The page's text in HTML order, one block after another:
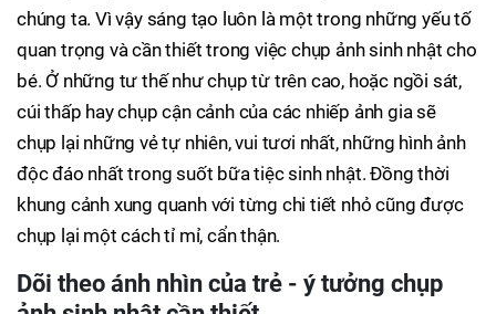
chúng ta. Vì vậy sáng tạo luôn là một trong những yếu tố
quan trọng và cần thiết trong việc chụp ảnh sinh nhật cho
bé. Ở những tư thế như chụp từ trên cao, hoặc ngồi sát,
cúi thấp hay chụp cận cảnh của các nhiếp ảnh gia sẽ
chụp lại những vẻ tự nhiên, vui tươi nhất, những hình ảnh
độc đáo nhất trong suốt bữa tiệc sinh nhật. Đồng thời
khung cảnh xung quanh với từng chi tiết nhỏ cũng được
chụp lại một cách tỉ mỉ, cẩn thận.
Dõi theo ánh nhìn của trẻ - ý tưởng chụp